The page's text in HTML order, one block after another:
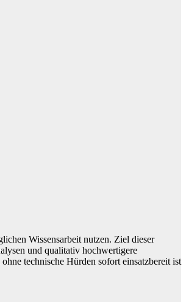
Wissensarbeit nutzen. Ziel dieser
und qualitativ hochwertigere
technische Hürden sofort einsatzbereit ist